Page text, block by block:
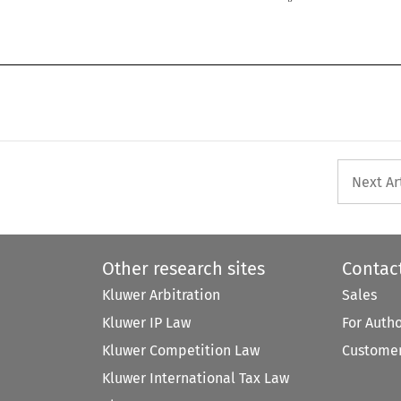
Next
Other research sites
Kluwer Arbitration
Kluwer IP Law
Kluwer Competition Law
Kluwer International Tax Law
Sales
For